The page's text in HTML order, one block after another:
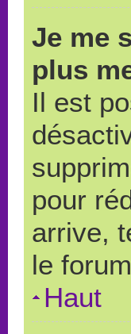
Je me
plus
Il est
pour
arrive,
le
Haut